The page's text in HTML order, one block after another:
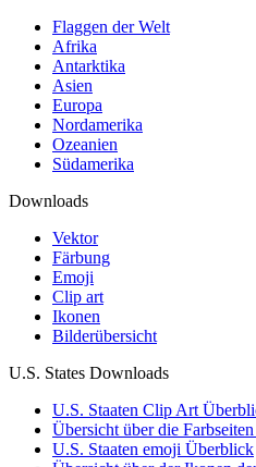
Flaggen der Welt
Afrika
Antarktika
Asien
Europa
Nordamerika
Ozeanien
Südamerika
Downloads
Vektor
Färbung
Emoji
Clip art
Ikonen
Bilderübersicht
U.S. States Downloads
U.S. Staaten Clip Art
Übersicht über die
U.S. Staaten emoji Überblick